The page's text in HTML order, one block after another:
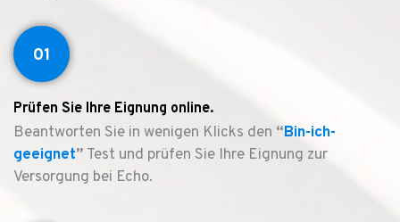
01
Prüfen Sie Ihre Eignung online.
Beantworten Sie in wenigen Klicks den “Bin-ich-
geeignet” Test und prüfen Sie Ihre Eignung zur
Versorgung bei Echo.